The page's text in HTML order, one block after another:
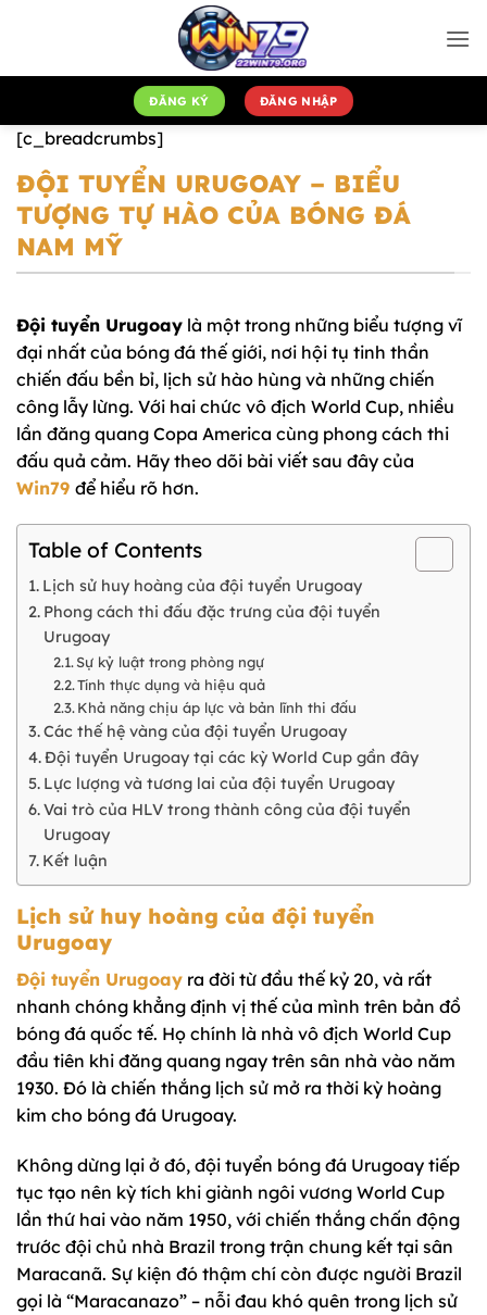
ĐĂNG KÝ ĐĂNG NHẬP
[c_breadcrumbs]
ĐỘI TUYỂN URUGOAY – BIỂU
TƯỢNG TỰ HÀO CỦA BÓNG ĐÁ
NAM MỸ
Đội tuyển Urugoay là một trong những biểu tượng vĩ
đại nhất của bóng đá thế giới, nơi hội tụ tinh thần
chiến đấu bền bỉ, lịch sử hào hùng và những chiến
công lẫy lừng. Với hai chức vô địch World Cup, nhiều
lần đăng quang Copa America cùng phong cách thi
đấu quả cảm. Hãy theo dõi bài viết sau đây của
Win79 để hiểu rõ hơn.
Table of Contents
Lịch sử huy hoàng của đội tuyển Urugoay
Phong cách thi đấu đặc trưng của đội tuyển
Urugoay
Sự kỷ luật trong phòng ngự
Tính thực dụng và hiệu quả
Khả năng chịu áp lực và bản lĩnh thi đấu
Các thế hệ vàng của đội tuyển Urugoay
Đội tuyển Urugoay tại các kỳ World Cup gần đây
Lực lượng và tương lai của đội tuyển Urugoay
Vai trò của HLV trong thành công của đội tuyển
Urugoay
Kết luận
Lịch sử huy hoàng của đội tuyển
Urugoay
Đội tuyển Urugoay ra đời từ đầu thế kỷ 20, và rất
nhanh chóng khẳng định vị thế của mình trên bản đồ
bóng đá quốc tế. Họ chính là nhà vô địch World Cup
đầu tiên khi đăng quang ngay trên sân nhà vào năm
1930. Đó là chiến thắng lịch sử mở ra thời kỳ hoàng
kim cho bóng đá Urugoay.
Không dừng lại ở đó, đội tuyển bóng đá Urugoay tiếp
tục tạo nên kỳ tích khi giành ngôi vương World Cup
lần thứ hai vào năm 1950, với chiến thắng chấn động
trước đội chủ nhà Brazil trong trận chung kết tại sân
Maracanã. Sự kiện đó thậm chí còn được người Brazil
gọi là “Maracanazo” – nỗi đau khó quên trong lịch sử